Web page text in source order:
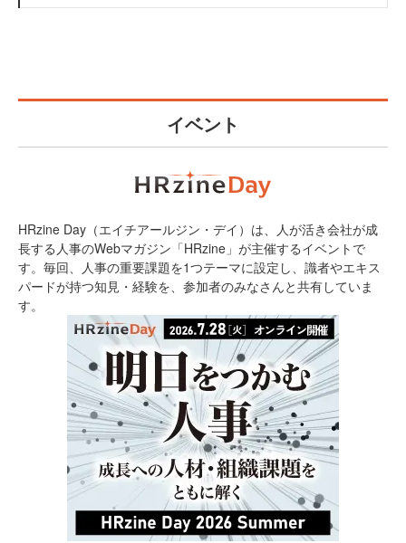
イベント
HRzine Day（エイチアールジン・デイ）は、人が活き会社が成
長する人事のWebマガジン「HRzine」が主催するイベントで
す。毎回、人事の重要課題を1つテーマに設定し、識者やエキス
パードが持つ知見・経験を、参加者のみなさんと共有していま
す。